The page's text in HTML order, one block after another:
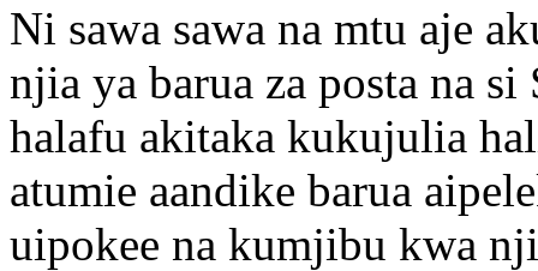
Ni sawa sawa na mtu aje
njia ya barua za posta na
halafu akitaka kukujulia
atumie aandike barua
uipokee na kumjibu kwa